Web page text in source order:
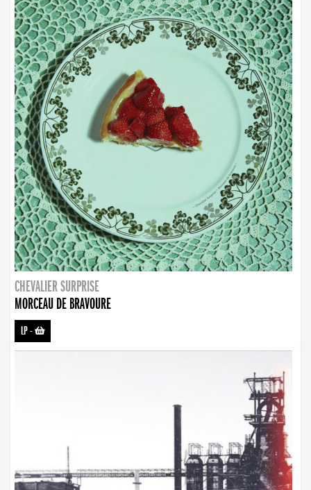
CHEVALIER SURPRISE
MORCEAU DE BRAVOURE
LP-